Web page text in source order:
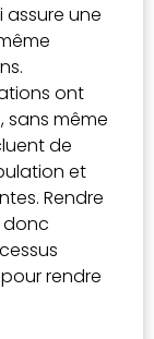
assure une
ont
sans même
de
et
Rendre
donc
rendre